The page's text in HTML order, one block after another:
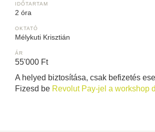
IDŐTARTAM
2 óra
OKTATÓ
Mélykuti Krisztián
ÁR
55'000 Ft
A helyed biztosítása, csak befizetés
Fizesd be Revolut Pay-jel a workshop